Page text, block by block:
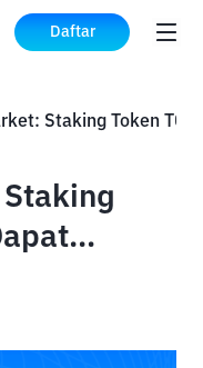
Daftar